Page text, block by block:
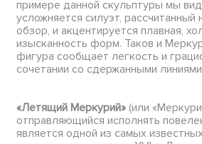
примере данной скульптуры мы
усложняется силуэт, рассчитанный
обзор, и акцентируется плавная,
изысканность форм. Таков и
фигура сообщает легкость и
сочетании со сдержанными
«Летящий Меркурий» (или
отправляющийся исполнять
является одной из самых